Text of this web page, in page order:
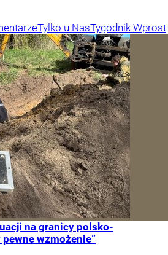
Tylko u NasTygodnik Wprost
na granicy polsko-
pewne wzmożenie”